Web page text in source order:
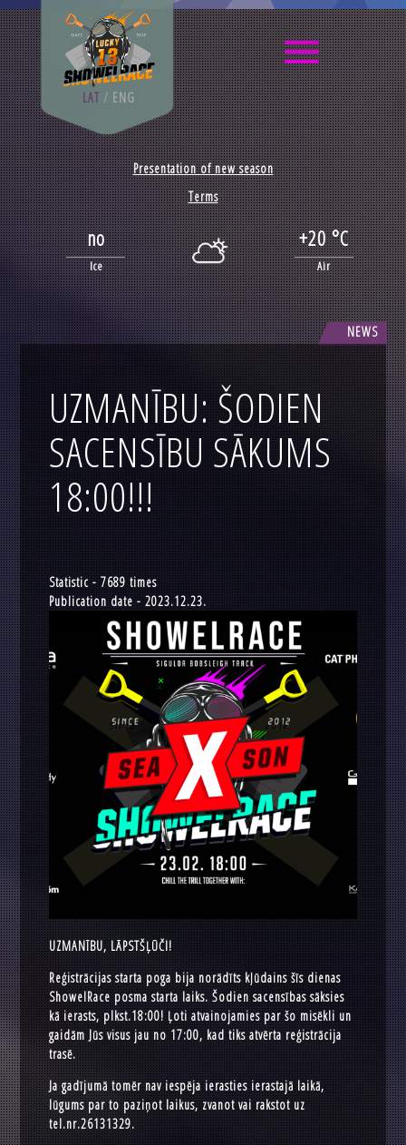
LAT / ENG
Presentation of new season
Terms
no +20 °C
Ice Air
NEWS
UZMANĪBU: ŠODIEN
SACENSĪBU SĀKUMS
18:00!!!
Statistic - 7689 times
Publication date - 2023.12.23.
UZMANĪBU, LĀPSTŠĻŪČI!
Reģistrācijas starta poga bija norādīts kļūdains šīs dienas
ShowelRace posma starta laiks. Šodien sacensības sāksies
kā ierasts, plkst.18:00! Ļoti atvainojamies par šo misēkli un
gaidām Jūs visus jau no 17:00, kad tiks atvērta reģistrācija
trasē.
Ja gadījumā tomēr nav iespēja ierasties ierastajā laikā,
lūgums par to paziņot laikus, zvanot vai rakstot uz
tel.nr.26131329.